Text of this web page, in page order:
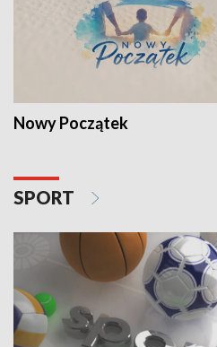
Nowy Początek
SPORT